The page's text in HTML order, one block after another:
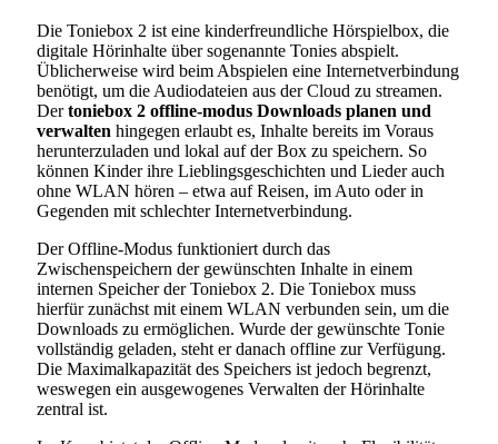
Die Toniebox 2 ist eine kinderfreundliche Hörspielbox, die
digitale Hörinhalte über sogenannte Tonies abspielt.
Üblicherweise wird beim Abspielen eine Internetverbindung
benötigt, um die Audiodateien aus der Cloud zu streamen.
Dertoniebox 2 offline-modus Downloads planen und
verwalten hingegen erlaubt es, Inhalte bereits im Voraus
herunterzuladen und lokal auf der Box zu speichern. So
können Kinder ihre Lieblingsgeschichten und Lieder auch
ohne WLAN hören – etwa auf Reisen, im Auto oder in
Gegenden mit schlechter Internetverbindung.
Der Offline-Modus funktioniert durch das
Zwischenspeichern der gewünschten Inhalte in einem
internen Speicher der Toniebox 2. Die Toniebox muss
hierfür zunächst mit einem WLAN verbunden sein, um die
Downloads zu ermöglichen. Wurde der gewünschte Tonie
vollständig geladen, steht er danach offline zur Verfügung.
Die Maximalkapazität des Speichers ist jedoch begrenzt,
weswegen ein ausgewogenes Verwalten der Hörinhalte
zentral ist.